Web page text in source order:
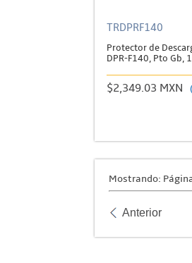
TRDPRF140
Protector de
DPR-F140, Pto Gb,
$2,349.03 MXN
Mostrando:
Anterior